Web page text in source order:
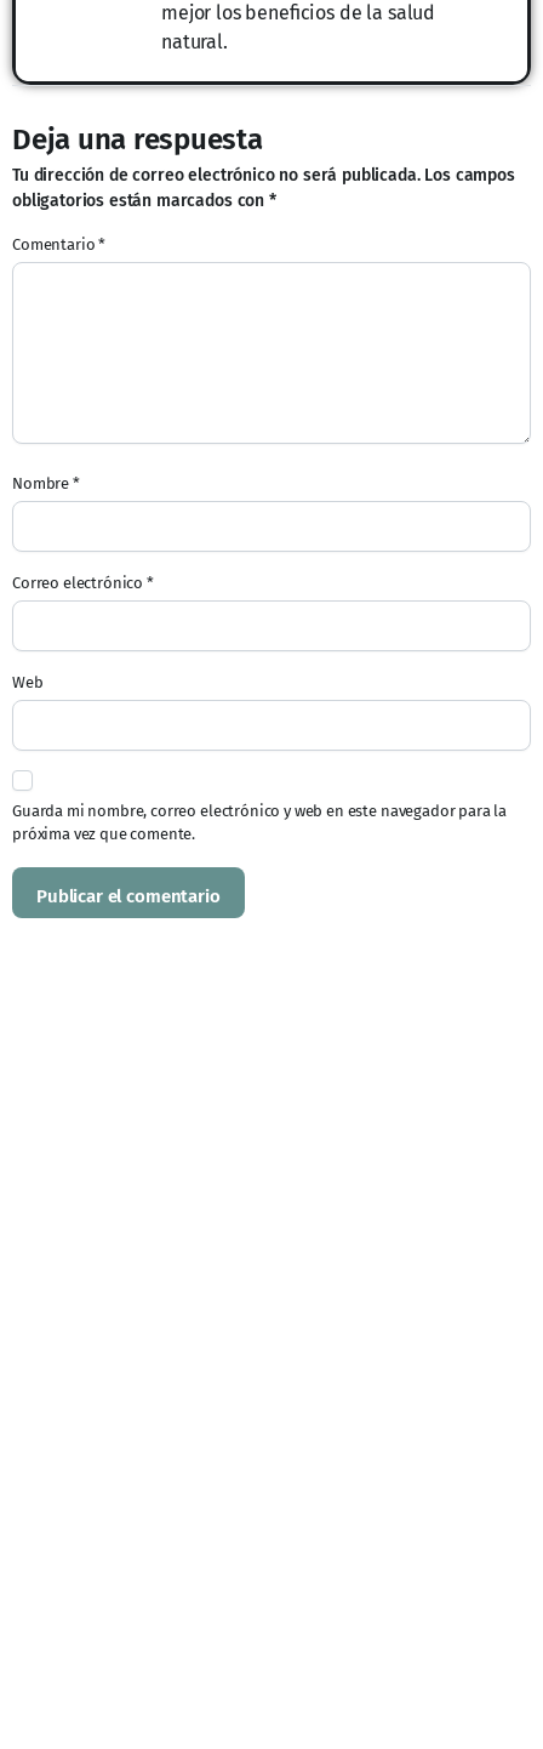
mejor los beneficios de la salud
natural.
Deja una respuesta
Tu dirección de correo electrónico no será publicada. Los campos
obligatorios están marcados con *
Comentario*
Nombre *
Correo electrónico *
Web
Guarda mi nombre, correo electrónico y web en este navegador para la
próxima vez que comente.